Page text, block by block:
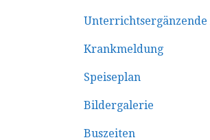
Unterrichtsergänzende
Krankmeldung
Speiseplan
Bildergalerie
Buszeiten